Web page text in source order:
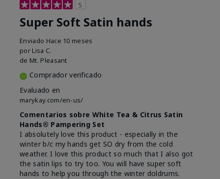
5
Super Soft Satin hands
Enviado Hace 10 meses
por Lisa C.
de Mt. Pleasant
Comprador verificado
Evaluado en
marykay.com/en-us/
Comentarios sobre White Tea & Citrus Satin
Hands® Pampering Set
I absolutely love this product - especially in the
winter b/c my hands get SO dry from the cold
weather. I love this product so much that I also got
the satin lips to try too. You will have super soft
hands to help you through the winter doldrums.